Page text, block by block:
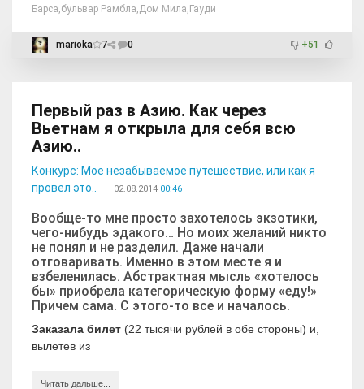
Барса бульвар Рамбла Дом Мила Гауди
marioka 7 0 +51
Первый раз в Азию. Как через
Вьетнам я открыла для себя всю
Азию..
Конкурс: Мое незабываемое путешествие, или как я
провел это..
02.08.2014 00:46
Вообще-то мне просто захотелось экзотики,
чего-нибудь эдакого… Но моих желаний никто
не понял и не разделил. Даже начали
отговаривать. Именно в этом месте я и
взбеленилась. Абстрактная мысль «хотелось
бы» приобрела категорическую форму «еду!»
Причем сама. С этого-то все и началось.
Заказала билет (22 тысячи рублей в обе стороны) и,
вылетев из
Читать дальше...